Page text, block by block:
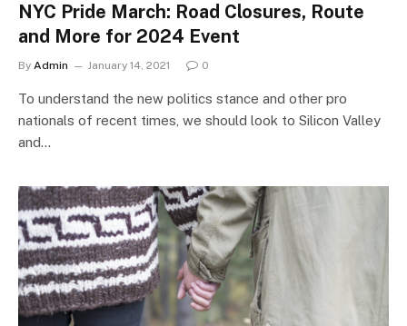
NYC Pride March: Road Closures, Route
and More for 2024 Event
By Admin January 14, 2021 0
To understand the new politics stance and other pro
nationals of recent times, we should look to Silicon Valley
and…